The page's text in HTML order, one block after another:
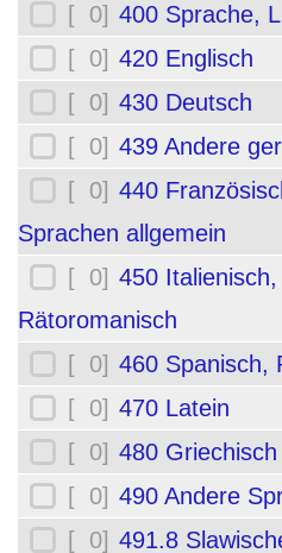
[ 0] 400 Sprache,
[ 0] 420 Englisch
[ 0] 430 Deutsch
[ 0] 439 Andere
[ 0] 440
Sprachen allgemein
[ 0] 450
Rätoromanisch
[ 0] 460 Spanisch,
[ 0] 470 Latein
[ 0] 480 Griechisch
[ 0] 490 Andere
[ 0] 491.8